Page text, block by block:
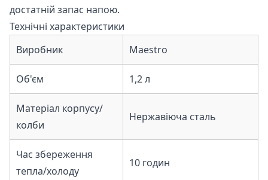
достатній запас напою.
Технічні характеристики
Виробник
Maestro
Об'єм 1,2 л
Матеріал корпусу/
колби
Нержавіюча сталь
Час збереження
тепла/холоду
10 годин